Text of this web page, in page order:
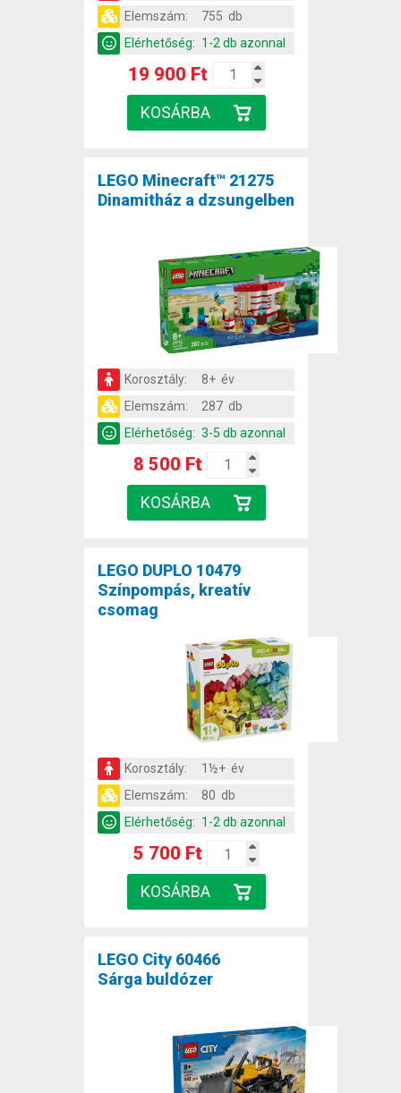
Elemszám:
755 db
Elérhetőség: 1-2 db azonnal
19 900 Ft
LEGO Minecraft™ 21275
Dinamitház a dzsungelben
Korosztály:
8+ év
Elemszám:
287 db
Elérhetőség: 3-5 db azonnal
8 500 Ft
LEGO DUPLO 10479
Színpompás, kreatív
csomag
Korosztály:
1½+ év
Elemszám:
80 db
Elérhetőség: 1-2 db azonnal
5 700 Ft
LEGO City 60466
Sárga buldózer